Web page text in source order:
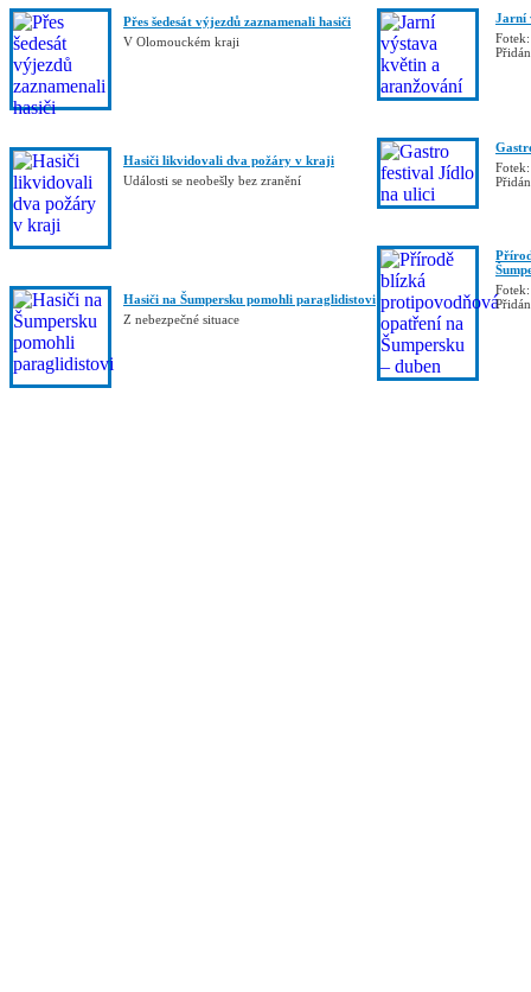
Přes šedesát výjezdů zaznamenali hasiči
V Olomouckém kraji
Hasiči likvidovali dva požáry v kraji
Události se neobešly bez zranění
Hasiči na Šumpersku pomohli paraglidistovi
Z nebezpečné situace
Jarní